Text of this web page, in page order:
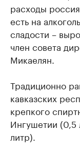
расходы
есть на
сладости –
член совета
Микаелян.
Традиционно
кавказских
крепкого
Ингушетии (0,5
литр).